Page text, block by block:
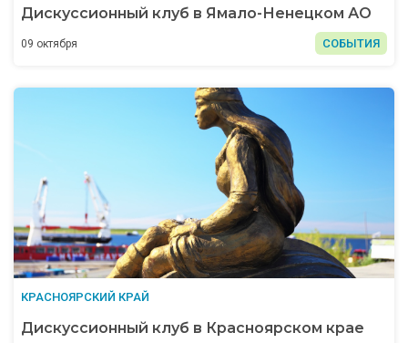
Дискуссионный клуб в Ямало-Ненецком АО
09 октября СОБЫТИЯ
КРАСНОЯРСКИЙ КРАЙ
Дискуссионный клуб в Красноярском крае